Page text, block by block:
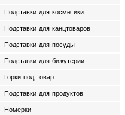
Подставки для косметики
Подставки для канцтоваров
Подставки для посуды
Подставки для бижутерии
Горки под товар
Подставки для продуктов
Номерки